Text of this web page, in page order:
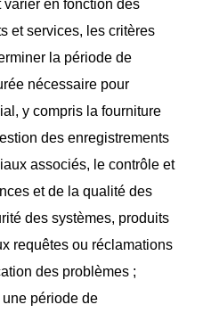
en fonction des
et services, les critères
la période de
nécessaire pour
y compris la fourniture
des enregistrements
associés, le contrôle et
et de la qualité des
des systèmes, produits
requêtes ou réclamations
des problèmes ;
une période de